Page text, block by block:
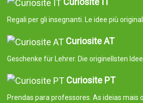
Regali per gli insegnanti. Le idee più
Curiosite AT
Geschenke für Lehrer. Die originellsten
Curiosite PT
Prendas para professores. As ideias mais